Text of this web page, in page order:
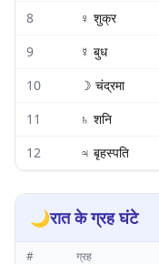
8
♀ शुक्र
9
☿ बुध
10
☽ चंद्रमा
11
♄ शनि
12
♃ बृहस्पति
🌙रात के ग्रह घंटे
# ग्रह